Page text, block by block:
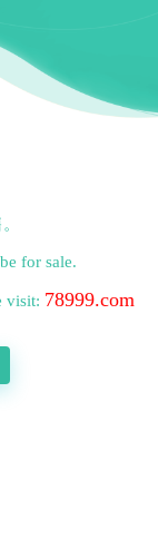
for sale.
visit: 78999.com